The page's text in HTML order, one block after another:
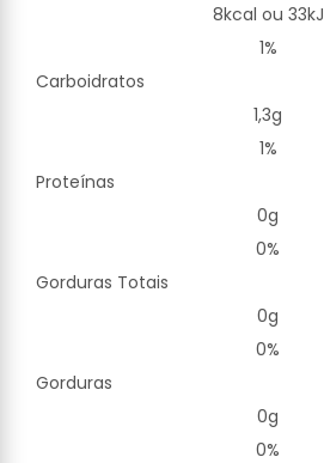
8kcal ou 33kJ
1%
Carboidratos
1,3g
1%
Proteínas
0g
0%
Gorduras Totais
0g
0%
Gorduras
0g
0%